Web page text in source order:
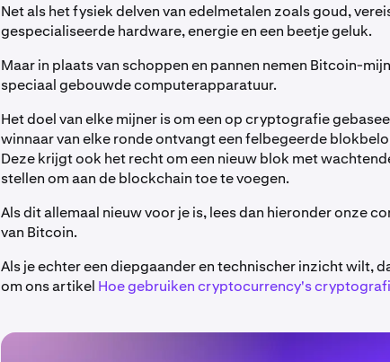
Net als het fysiek delven van edelmetalen zoals goud,
gespecialiseerde hardware, energie en een beetje geluk.
Maar in plaats van schoppen en pannen nemen Bitcoin-
speciaal gebouwde computerapparatuur.
Het doel van elke mijner is om een op cryptografie
winnaar van elke ronde ontvangt een felbegeerde
Deze krijgt ook het recht om een nieuw blok met
stellen om aan de blockchain toe te voegen.
Als dit allemaal nieuw voor je is, lees dan hieronder onze
van Bitcoin.
Als je echter een diepgaander en technischer inzicht wilt,
om ons artikel Hoe gebruiken cryptocurrency's